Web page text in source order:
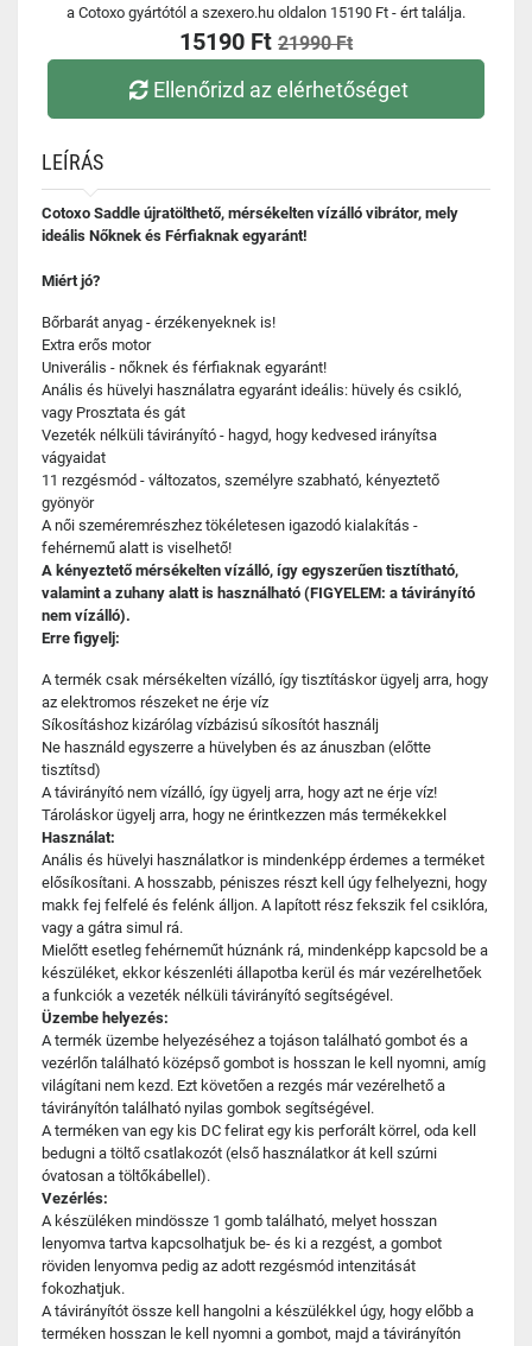
a Cotoxo gyártótól a szexero.hu oldalon 15190 Ft - ért találja.
15190 Ft 21990 Ft
Ellenőrizd az elérhetőséget
LEÍRÁS
Cotoxo Saddle újratölthető, mérsékelten vízálló vibrátor, mely
ideális Nőknek és Férfiaknak egyaránt!
Miért jó?
Bőrbarát anyag - érzékenyeknek is!
Extra erős motor
Univerális - nőknek és férfiaknak egyaránt!
Anális és hüvelyi használatra egyaránt ideális: hüvely és csikló,
vagy Prosztata és gát
Vezeték nélküli távirányító - hagyd, hogy kedvesed irányítsa
vágyaidat
11 rezgésmód - változatos, személyre szabható, kényeztető
gyönyör
A női szeméremrészhez tökéletesen igazodó kialakítás -
fehérnemű alatt is viselhető!
A kényeztető mérsékelten vízálló, így egyszerűen tisztítható,
valamint a zuhany alatt is használható (FIGYELEM: a távirányító
nem vízálló).
Erre figyelj:
A termék csak mérsékelten vízálló, így tisztításkor ügyelj arra, hogy
az elektromos részeket ne érje víz
Síkosításhoz kizárólag vízbázisú síkosítót használj
Ne használd egyszerre a hüvelyben és az ánuszban (előtte
tisztítsd)
A távirányító nem vízálló, így ügyelj arra, hogy azt ne érje víz!
Tároláskor ügyelj arra, hogy ne érintkezzen más termékekkel
Használat:
Anális és hüvelyi használatkor is mindenképp érdemes a terméket
elősíkosítani. A hosszabb, péniszes részt kell úgy felhelyezni, hogy
makk fej felfelé és felénk álljon. A lapított rész fekszik fel csiklóra,
vagy a gátra simul rá.
Mielőtt esetleg fehérneműt húznánk rá, mindenképp kapcsold be a
készüléket, ekkor készenléti állapotba kerül és már vezérelhetőek
a funkciók a vezeték nélküli távirányító segítségével.
Üzembe helyezés:
A termék üzembe helyezéséhez a tojáson található gombot és a
vezérlőn található középső gombot is hosszan le kell nyomni, amíg
világítani nem kezd. Ezt követően a rezgés már vezérelhető a
távirányítón található nyilas gombok segítségével.
A terméken van egy kis DC felirat egy kis perforált körrel, oda kell
bedugni a töltő csatlakozót (első használatkor át kell szúrni
óvatosan a töltőkábellel).
Vezérlés:
A készüléken mindössze 1 gomb található, melyet hosszan
lenyomva tartva kapcsolhatjuk be- és ki a rezgést, a gombot
röviden lenyomva pedig az adott rezgésmód intenzitását
fokozhatjuk.
A távirányítót össze kell hangolni a készülékkel úgy, hogy előbb a
terméken hosszan le kell nyomni a gombot, majd a távirányítón